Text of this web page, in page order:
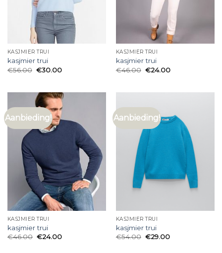
KASJMIER TRUI
kasjmier trui
€56.00 €30.00
KASJMIER TRUI
kasjmier trui
€46.00 €24.00
Aanbieding!
KASJMIER TRUI
kasjmier trui
€46.00 €24.00
Aanbieding!
KASJMIER TRUI
kasjmier trui
€54.00 €29.00